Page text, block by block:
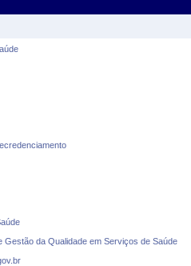
Gestão da Qualidade em Serviços de Saúde